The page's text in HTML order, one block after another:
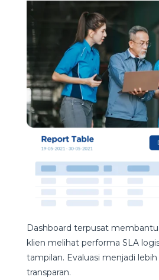
Dashboard terpusat
klien melihat performa SLA
tampilan. Evaluasi menjadi
transparan.